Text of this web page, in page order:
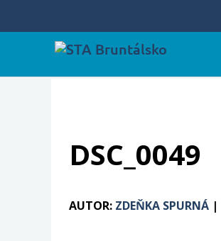
DSC_0049
AUTOR: ZDEŇKA SPURNÁ |